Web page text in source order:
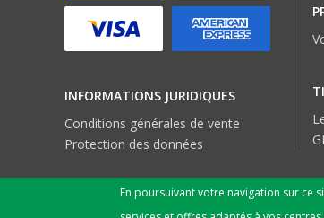
INFORMATIONS JURIDIQUES
Conditions générales de vente
Protection des données
En poursuivant votre navigation sur ce